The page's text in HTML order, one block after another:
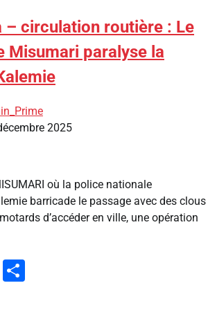
– circulation routière : Le
Misumari paralyse la
2025
où la police nationale
barricade le passage avec des clous
d’accéder en ville, une opération
Email